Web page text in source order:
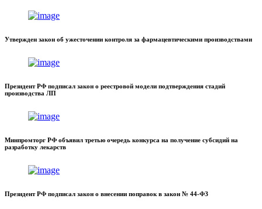
Утвержден закон об ужесточении контроля за фармацевтическими производствами
Президент РФ подписал закон о реестровой модели подтверждения стадий
производства ЛП
Минпромторг РФ объявил третью очередь конкурса на получение субсидий на
разработку лекарств
Президент РФ подписал закон о внесении поправок в закон № 44-ФЗ